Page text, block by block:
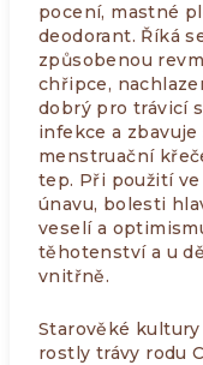
pocení, mastné
deodorant. Říká
způsobenou
chřipce,
dobrý pro trávicí
infekce a
menstruační
tep. Při použití
únavu, bolesti
veselí a
těhotenství a u
vnitřně.
Starověké
rostly trávy rodu